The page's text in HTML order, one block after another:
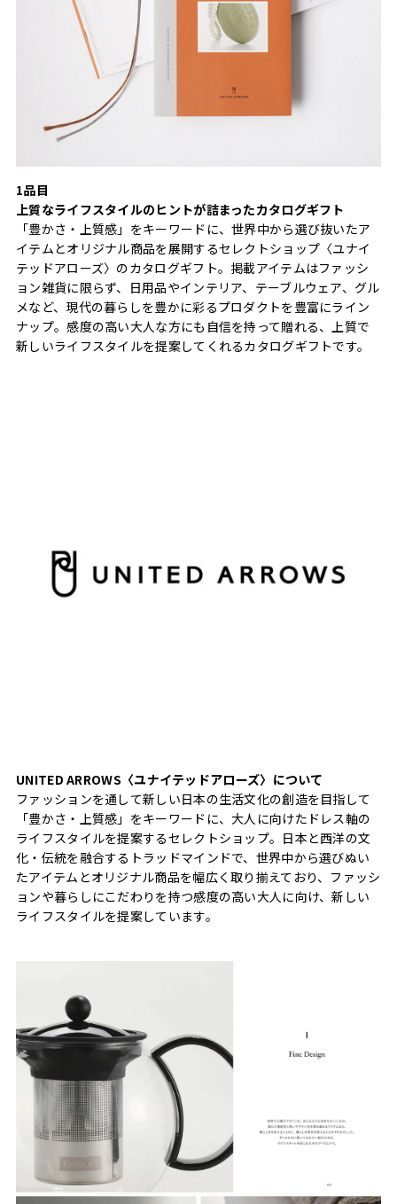
1品目
上質なライフスタイルのヒントが詰まったカタログギフト
「豊かさ・上質感」をキーワードに、世界中から選び抜いたア
イテムとオリジナル商品を展開するセレクトショップ〈ユナイ
テッドアローズ〉のカタログギフト。掲載アイテムはファッシ
ョン雑貨に限らず、日用品やインテリア、テーブルウェア、グル
メなど、現代の暮らしを豊かに彩るプロダクトを豊富にライン
ナップ。感度の高い大人な方にも自信を持って贈れる、上質で
新しいライフスタイルを提案してくれるカタログギフトです。
UNITED ARROWS〈ユナイテッドアローズ〉について
ファッションを通して新しい日本の生活文化の創造を目指して
「豊かさ・上質感」をキーワードに、大人に向けたドレス軸の
ライフスタイルを提案するセレクトショップ。日本と西洋の文
化・伝統を融合するトラッドマインドで、世界中から選びぬい
たアイテムとオリジナル商品を幅広く取り揃えており、ファッシ
ョンや暮らしにこだわりを持つ感度の高い大人に向け、新しい
ライフスタイルを提案しています。